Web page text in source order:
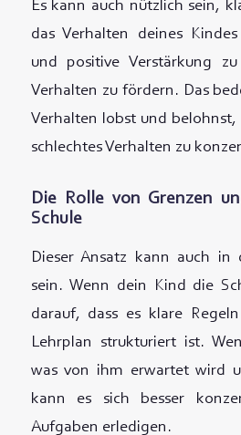
Es kann auch nützlich sein,
das Verhalten deines
und positive Verstärkung
Verhalten zu fördern. Das
Verhalten lobst und
schlechtes Verhalten zu
Die Rolle von Grenzen
Schule
Dieser Ansatz kann auch in
sein. Wenn dein Kind die
darauf, dass es klare
Lehrplan strukturiert ist.
was von ihm erwartet wird
kann es sich besser
Aufgaben erledigen.